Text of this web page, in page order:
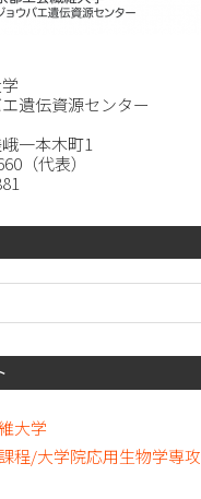
遺伝資源センター
一本木町1
（代表）
大学
程/大学院応用生物学専攻